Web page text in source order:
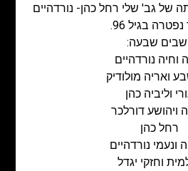
של גב' שלי רחל כהן- נורדהיים
בגיל 96.
שבעה:
וחיה נורדהיים
ואריה מולודיק
וליביה כהן
ויהושע דורלכר
רחל כהן
ונעמי נורדהיים
וחזקי יגדל